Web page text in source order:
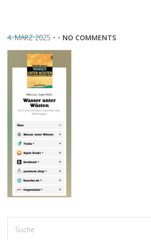
4. MÄRZ 2025 • • NO COMMENTS
for: